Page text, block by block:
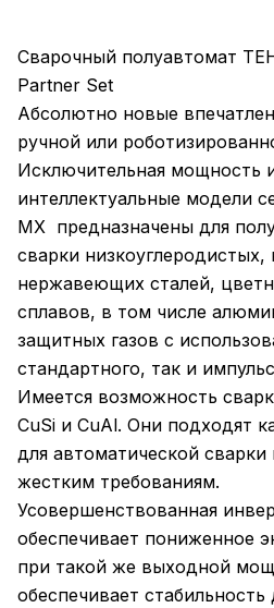
Сварочный полуавтомат
Partner Set
Абсолютно новые
ручной или
Исключительная мощность
интеллектуальные модели
МХ предназначены для
сварки
нержавеющих сталей,
сплавов, в том числе
защитных газов с
стандартного, так и
Имеется возможность
CuSi и CuAl. Они подходят
для автоматической
жестким требованиям.
Усовершенствованная
обеспечивает пониженное
при такой же выходной
обеспечивает стабильность